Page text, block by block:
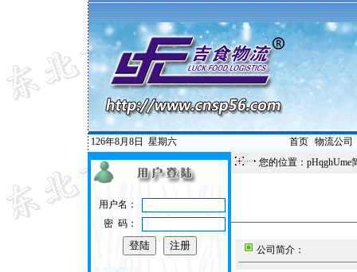
126年8月8日 星期六 首页| 物流公司
用户名：
密 码：
您的位置：pHqghUme
公司简介：